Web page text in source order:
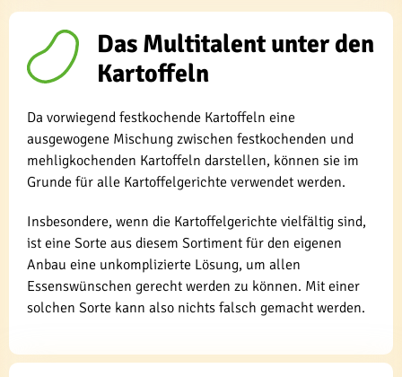
Das Multitalent unter den
Kartoffeln
Da vorwiegend festkochende Kartoffeln eine
ausgewogene Mischung zwischen festkochenden und
mehligkochenden Kartoffeln darstellen, können sie im
Grunde für alle Kartoffelgerichte verwendet werden.
Insbesondere, wenn die Kartoffelgerichte vielfältig sind,
ist eine Sorte aus diesem Sortiment für den eigenen
Anbau eine unkomplizierte Lösung, um allen
Essenswünschen gerecht werden zu können. Mit einer
solchen Sorte kann also nichts falsch gemacht werden.